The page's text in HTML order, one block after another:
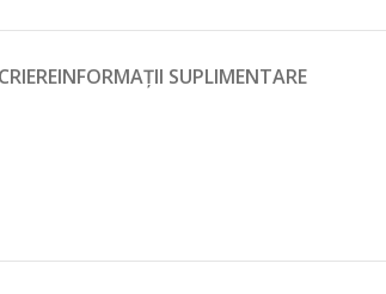
INFORMAȚII SUPLIMENTARE